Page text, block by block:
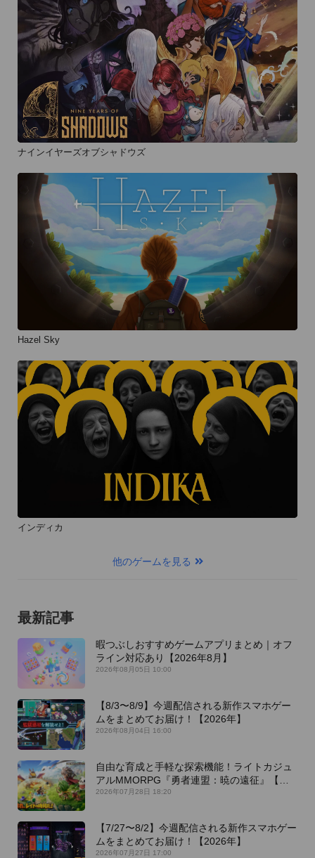
ナインイヤーズオブシャドウズ
Hazel Sky
インディカ
他のゲームを見る
最新記事
暇つぶしおすすめゲームアプリまとめ｜オフ
ライン対応あり【2026年8月】
2026年08月05日 10:00
【8/3〜8/9】今週配信される新作スマホゲー
ムをまとめてお届け！【2026年】
2026年08月04日 16:00
自由な育成と手軽な探索機能！ライトカジュ
アルMMORPG『勇者連盟：暁の遠征』【最
新作PICKUP】
2026年07月28日 18:20
【7/27〜8/2】今週配信される新作スマホゲー
ムをまとめてお届け！【2026年】
2026年07月27日 17:00